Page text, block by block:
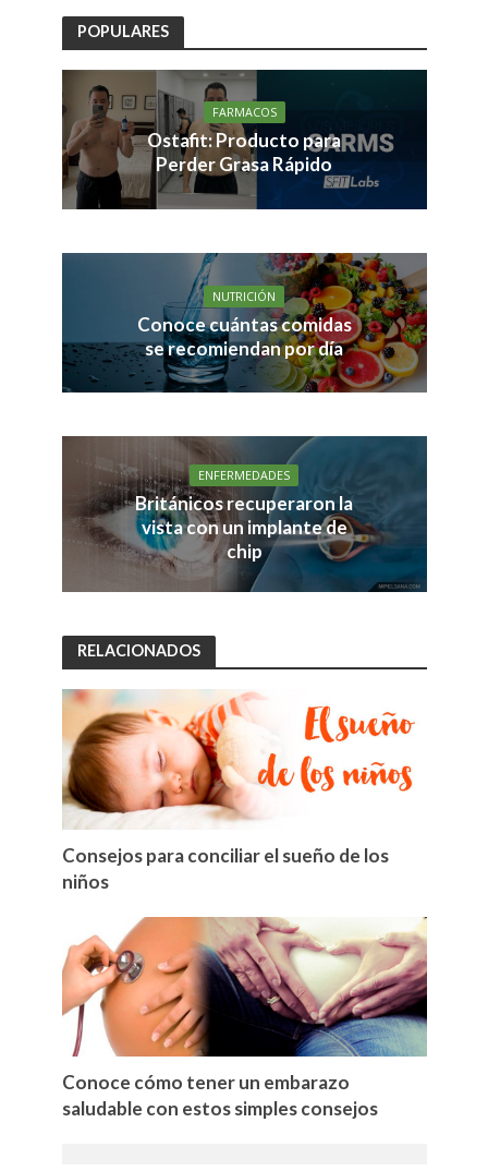
POPULARES
FARMACOS
Ostafit: Producto para
Perder Grasa Rápido
NUTRICIÓN
Conoce cuántas comidas
se recomiendan por día
ENFERMEDADES
Británicos recuperaron la
vista con un implante de
chip
RELACIONADOS
Consejos para conciliar el sueño de los
niños
Conoce cómo tener un embarazo
saludable con estos simples consejos